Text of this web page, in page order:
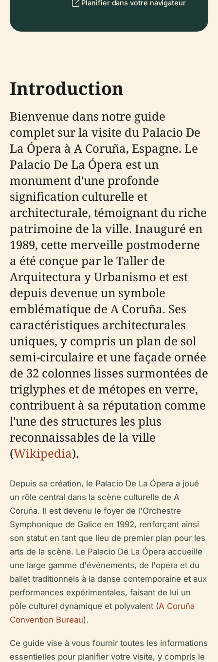
Planifier dans votre navigateur
Introduction
Bienvenue dans notre guide
complet sur la visite du Palacio De
La Ópera à A Coruña, Espagne. Le
Palacio De La Ópera est un
monument d'une profonde
signification culturelle et
architecturale, témoignant du riche
patrimoine de la ville. Inauguré en
1989, cette merveille postmoderne
a été conçue par le Taller de
Arquitectura y Urbanismo et est
depuis devenue un symbole
emblématique de A Coruña. Ses
caractéristiques architecturales
uniques, y compris un plan de sol
semi-circulaire et une façade ornée
de 32 colonnes lisses surmontées de
triglyphes et de métopes en verre,
contribuent à sa réputation comme
l'une des structures les plus
reconnaissables de la ville
(Wikipedia).
Depuis sa création, le Palacio De La Ópera a joué
un rôle central dans la scène culturelle de A
Coruña. Il est devenu le foyer de l'Orchestre
Symphonique de Galice en 1992, renforçant ainsi
son statut en tant que lieu de premier plan pour les
arts de la scène. Le Palacio De La Ópera accueille
une large gamme d'événements, de l'opéra et du
ballet traditionnels à la danse contemporaine et aux
performances expérimentales, faisant de lui un
pôle culturel dynamique et polyvalent (A Coruña
Convention Bureau).
Ce guide vise à vous fournir toutes les informations
essentielles pour planifier votre visite, y compris le